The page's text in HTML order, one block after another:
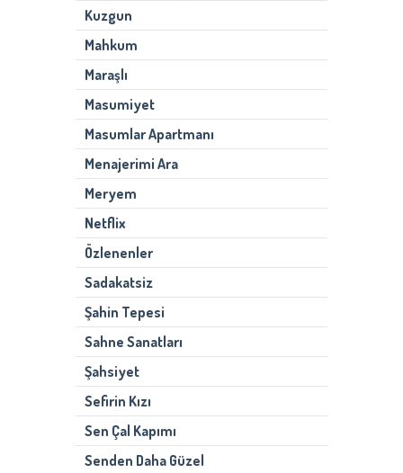
Kuzgun
Mahkum
Maraşlı
Masumiyet
Masumlar Apartmanı
Menajerimi Ara
Meryem
Netflix
Özlenenler
Sadakatsiz
Şahin Tepesi
Sahne Sanatları
Şahsiyet
Sefirin Kızı
Sen Çal Kapımı
Senden Daha Güzel